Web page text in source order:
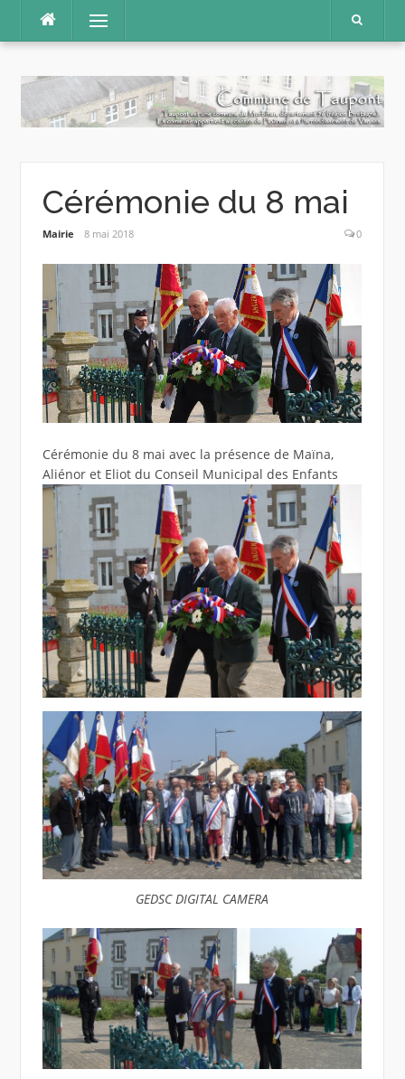
contenu
Menu
Cérémonie du 8 mai
Mairie 8 mai 2018 0
Cérémonie du 8 mai avec la présence de Maïna,
Aliénor et Eliot du Conseil Municipal des Enfants
GEDSC DIGITAL CAMERA